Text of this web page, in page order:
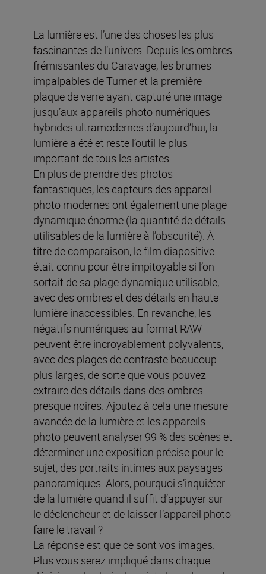
La lumière est l’une des choses les plus
fascinantes de l’univers. Depuis les ombres
frémissantes du Caravage, les brumes
impalpables de Turner et la première
plaque de verre ayant capturé une image
jusqu’aux appareils photo numériques
hybrides ultramodernes d’aujourd’hui, la
lumière a été et reste l’outil le plus
important de tous les artistes.
En plus de prendre des photos
fantastiques, les capteurs des appareil
photo modernes ont également une plage
dynamique énorme (la quantité de détails
utilisables de la lumière à l’obscurité). À
titre de comparaison, le film diapositive
était connu pour être impitoyable si l’on
sortait de sa plage dynamique utilisable,
avec des ombres et des détails en haute
lumière inaccessibles. En revanche, les
négatifs numériques au format RAW
peuvent être incroyablement polyvalents,
avec des plages de contraste beaucoup
plus larges, de sorte que vous pouvez
extraire des détails dans des ombres
presque noires. Ajoutez à cela une mesure
avancée de la lumière et les appareils
photo peuvent analyser 99 % des scènes et
déterminer une exposition précise pour le
sujet, des portraits intimes aux paysages
panoramiques. Alors, pourquoi s’inquiéter
de la lumière quand il suffit d’appuyer sur
le déclencheur et de laisser l’appareil photo
faire le travail ?
La réponse est que ce sont vos images.
Plus vous serez impliqué dans chaque